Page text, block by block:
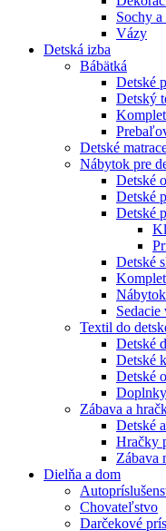
Sochy
Vázy
Detská izba
Bábätká
Detské
Detský
Detské
Nábytok pre
Detské
Detské
Detské
Detské
Sedacie
Textil do
Detské
Detské
Detské
Zábava a
Detské
Hračky
Zábava
Dielňa a dom
Chovateľstvo
Darčekové